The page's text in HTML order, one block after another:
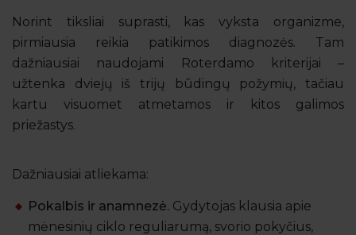
Norint tiksliai suprasti, kas vyksta organizme,
pirmiausia reikia patikimos diagnozės. Tam
dažniausiai naudojami Roterdamo kriterijai –
užtenka dviejų iš trijų būdingų požymių, tačiau
kartu visuomet atmetamos ir kitos galimos
priežastys.
Dažniausiai atliekama:
Pokalbis ir anamnezė. Gydytojas klausia apie
mėnesinių ciklo reguliarumą, svorio pokyčius,